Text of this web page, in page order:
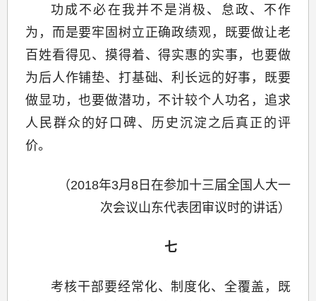
功成不必在我并不是消极、怠政、不作
为，而是要牢固树立正确政绩观，既要做让老
百姓看得见、摸得着、得实惠的实事，也要做
为后人作铺垫、打基础、利长远的好事，既要
做显功，也要做潜功，不计较个人功名，追求
人民群众的好口碑、历史沉淀之后真正的评
价。
（2018年3月8日在参加十三届全国人大一
次会议山东代表团审议时的讲话）
七
考核干部要经常化、制度化、全覆盖，既